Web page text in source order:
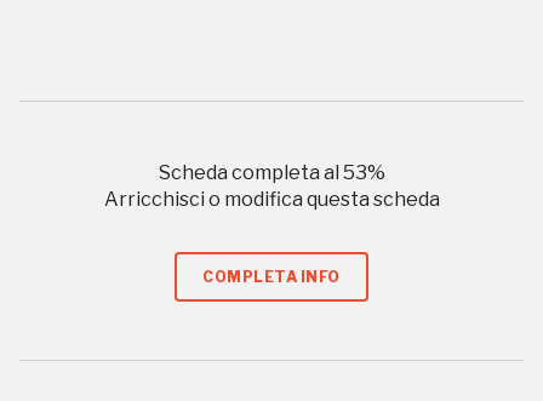
Scheda completa al 53%
Arricchisci o modifica questa scheda
COMPLETA INFO
Registrati alla newsletter
Accedi alle informazioni per te più interessanti,
a quelle inerenti i luoghi più vicini e gli eventi
REGISTRATI